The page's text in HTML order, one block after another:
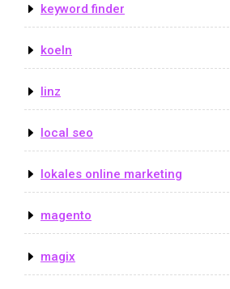
keyword finder
koeln
linz
local seo
lokales online marketing
magento
magix